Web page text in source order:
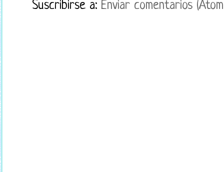
Suscribirse a: Enviar comentarios